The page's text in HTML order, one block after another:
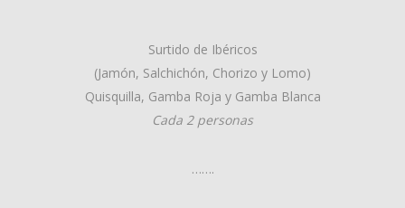
Surtido de Ibéricos
(Jamón, Salchichón, Chorizo y Lomo)
Quisquilla, Gamba Roja y Gamba Blanca
Cada 2 personas
…….